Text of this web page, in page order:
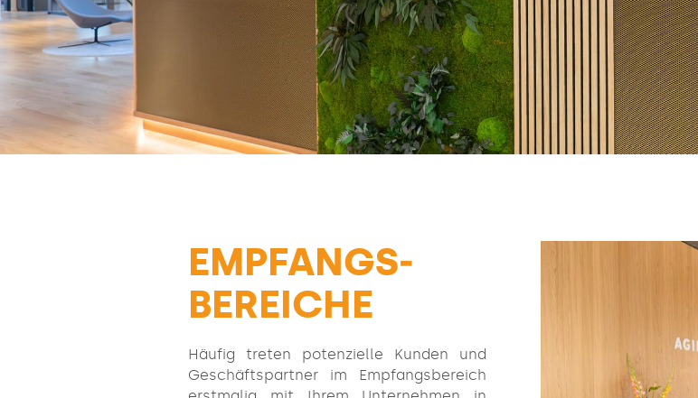
EMPFANGS­
BEREICHE
Häufig treten potenzielle Kunden und
Geschäftspartner im Empfangsbereich